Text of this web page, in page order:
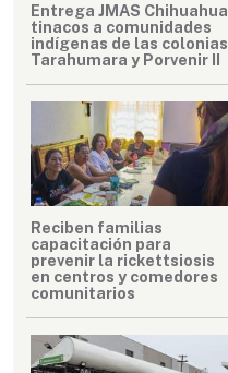
Entrega JMAS Chihuahua
tinacos a comunidades
indígenas de las colonias
Tarahumara y Porvenir II
Reciben familias
capacitación para
prevenir la rickettsiosis
en centros y comedores
comunitarios